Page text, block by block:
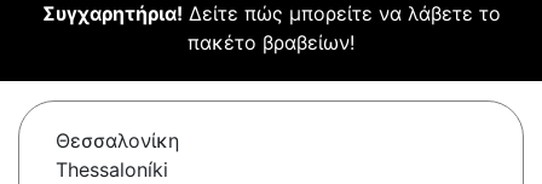
Συγχαρητήρια! Δείτε πώς μπορείτε να λάβετε το
πακέτο βραβείων!
Θεσσαλονίκη
Thessaloníki